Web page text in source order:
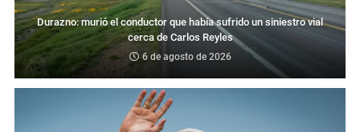
Durazno: murió el conductor que había sufrido un siniestro vial
cerca de Carlos Reyles
6 de agosto de 2026